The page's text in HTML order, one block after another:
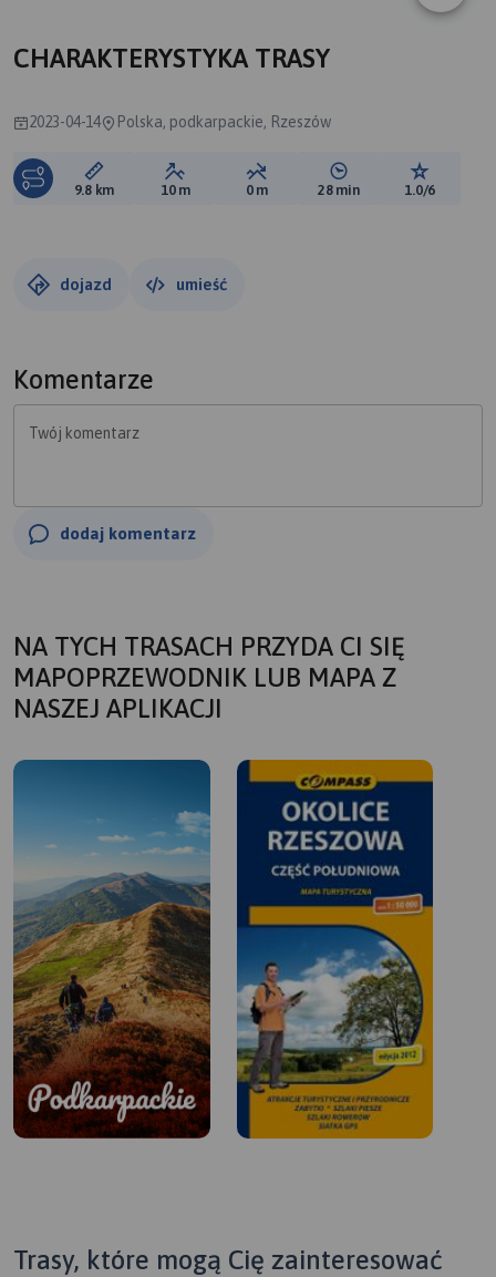
CHARAKTERYSTYKA TRASY
2023-04-14 Polska, podkarpackie, Rzeszów
Długość trasy:
9.8 km Suma przewyższeń:
10 m Suma spadków:
0 m Średni czas potrzebny
28 min Ocena
1.0/6
dojazd umieść
Komentarze
Twój komentarz
dodaj komentarz
NA TYCH TRASACH PRZYDA CI SIĘ
MAPOPRZEWODNIK LUB MAPA Z
NASZEJ APLIKACJI
Trasy, które mogą Cię zainteresować